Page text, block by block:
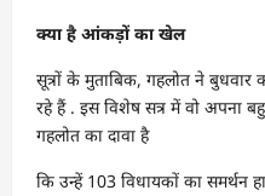
क्या है आंकड़ों का खेल
सूत्रों के मुताबिक, गहलोत ने बुधवार
रहे हैं . इस विशेष सत्र में वो अपना
गहलोत का दावा है
कि उन्हें 103 विधायकों का समर्थन